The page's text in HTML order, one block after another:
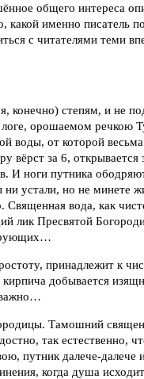
общего интереса
какой именно писатель
с читателями теми
конечно) степям, и не
орошаемом речкою
воды, от которой
вёрст за 6, открывается
И ноги путника
устали, но не минете
вода, как
лик Пресвятой
принадлежит к
добывается
важно…
Тамошний
так естественно,
путник далече-далече
когда душа